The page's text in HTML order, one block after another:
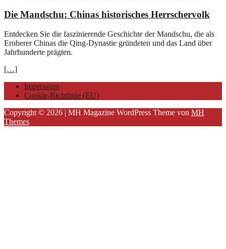
Die Mandschu: Chinas historisches Herrschervolk
Entdecken Sie die faszinierende Geschichte der Mandschu, die als
Eroberer Chinas die Qing-Dynastie gründeten und das Land über
Jahrhunderte prägten.
[…]
Impressum
Cookie-Richtlinie (EU)
Copyright © 2026 | MH Magazine WordPress Theme von MH
Themes